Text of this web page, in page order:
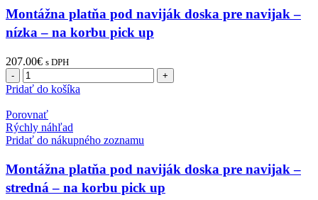
Montážna platňa pod naviják doska pre navijak –
nízka – na korbu pick up
207.00€ s DPH
Pridať do košíka
Porovnať
Rýchly náhľad
Pridať do nákupného zoznamu
Montážna platňa pod naviják doska pre navijak –
stredná – na korbu pick up